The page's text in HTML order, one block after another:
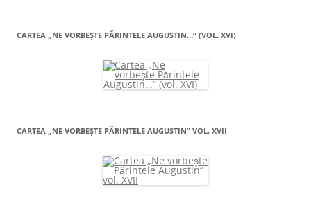
CARTEA „NE VORBEŞTE PĂRINTELE AUGUSTIN…” (VOL. XVI)
CARTEA „NE VORBEŞTE PĂRINTELE AUGUSTIN” VOL. XVII